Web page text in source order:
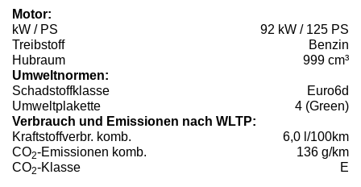
Motor:
kW / PS
92 kW / 125 PS
Treibstoff
Benzin
Hubraum
999 cm³
Umweltnormen:
Schadstoffklasse
Euro6d
Umweltplakette
4 (Green)
Verbrauch und Emissionen nach WLTP:
Kraftstoffverbr. komb.
6,0 l/100km
CO2-Emissionen komb.
136 g/km
CO2-Klasse E